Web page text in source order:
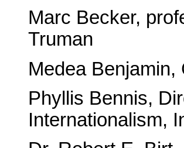
Marc Becker,
Truman
Medea
Phyllis Bennis,
Internationalism,